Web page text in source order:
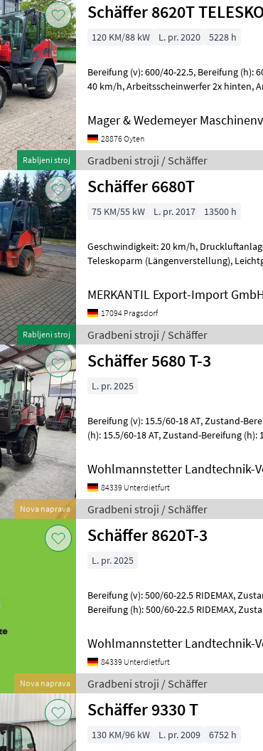
Rabljeni stroj
Schäffer 8620T
120 KM/88 kW L. pr. 2020 5228 h
Bereifung (v): 600/40-22.5, Bereifung (h): 600/40-22.5, Geschwindigkeit:
40 km/h, Arbeitsscheinwerfer 2x hinten, Arbeitsscheinwerfer 2x vorn,
Mager & Wedemeyer
28876 Oyten
Gradbeni stroji / Schäffer
Rabljeni stroj
Schäffer 6680T
75 KM/55 kW L. pr. 2017 13500 h
Geschwindigkeit: 20 km/h, Druckluftanlage (1-Kreis), Kabine, Radio,
Teleskoparm (Längenverstellung), Leichtgutschaufel /
MERKANTIL Export-Import
17094 Pragsdorf
Gradbeni stroji / Schäffer
Nova naprava
Schäffer 5680 T-3
L. pr. 2025
Bereifung (v): 15.5/60-18 AT, Zustand-Bereifung (v): 100 %, Bereifung
(h): 15.5/60-18 AT, Zustand-Bereifung (h): 100 % ________ 104-0011-
Wohlmannstetter Landtechnik-
84339 Unterdietfurt
Gradbeni stroji / Schäffer
Nova naprava
Schäffer 8620T-3
L. pr. 2025
Bereifung (v): 500/60-22.5 RIDEMAX, Zustand-Bereifung (v): 100 %,
Bereifung (h): 500/60-22.5 RIDEMAX, Zustand-Bereifung (h): 100 %
Wohlmannstetter Landtechnik-
84339 Unterdietfurt
Gradbeni stroji / Schäffer
Schäffer 9330 T
130 KM/96 kW L. pr. 2009 6752 h